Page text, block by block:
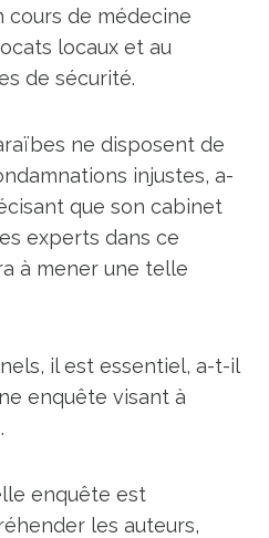
cours de médecine
locaux et au
de sécurité.
ne disposent de
injustes, a-
que son cabinet
experts dans ce
à mener une telle
il est essentiel, a-t-il
enquête visant à
enquête est
les auteurs,